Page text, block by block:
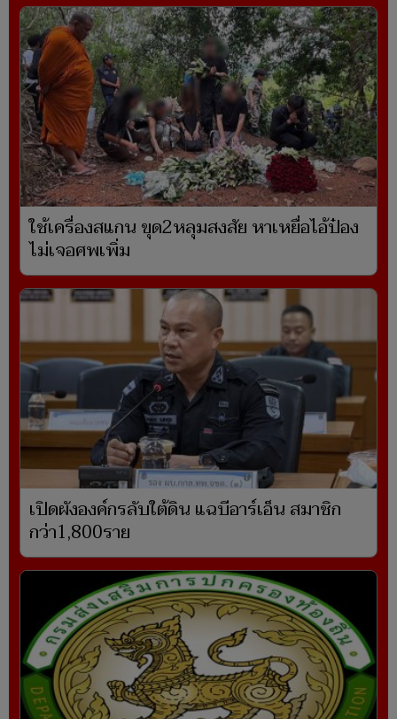
ใช้เครื่องสแกน ขุด2หลุมสงสัย หาเหยื่อไอ้ป๋อง
ไม่เจอศพเพิ่ม
เปิดผังองค์กรลับใต้ดิน แฉบีอาร์เอ็น สมาชิก
กว่า1,800ราย